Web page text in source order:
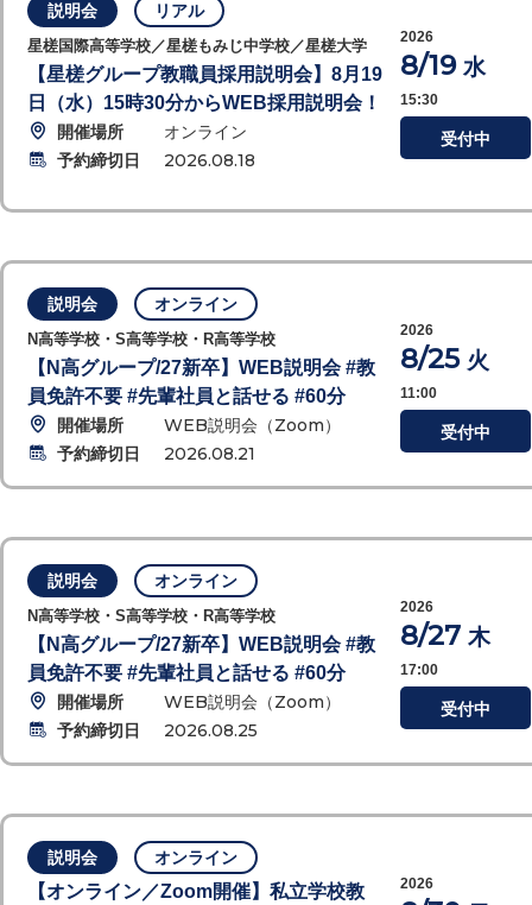
説明会 リアル
星槎国際高等学校／星槎もみじ中学校／星槎大学
【星槎グループ教職員採用説明会】8月19
日（水）15時30分からWEB採用説明会！
開催場所
オンライン
予約締切日
2026.08.18
2026
8/19 水
15:30
受付中
説明会 オンライン
N高等学校・S高等学校・R高等学校
【N高グループ/27新卒】WEB説明会 #教
員免許不要 #先輩社員と話せる #60分
開催場所
WEB説明会（Zoom）
予約締切日
2026.08.21
2026
8/25 火
11:00
受付中
説明会 オンライン
N高等学校・S高等学校・R高等学校
【N高グループ/27新卒】WEB説明会 #教
員免許不要 #先輩社員と話せる #60分
開催場所
WEB説明会（Zoom）
予約締切日
2026.08.25
2026
8/27 木
17:00
受付中
説明会 オンライン
【オンライン／Zoom開催】私立学校教 2026